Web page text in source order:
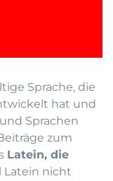
Sprache, die
hat und
Sprachen
zum
Latein, die
Latein nicht